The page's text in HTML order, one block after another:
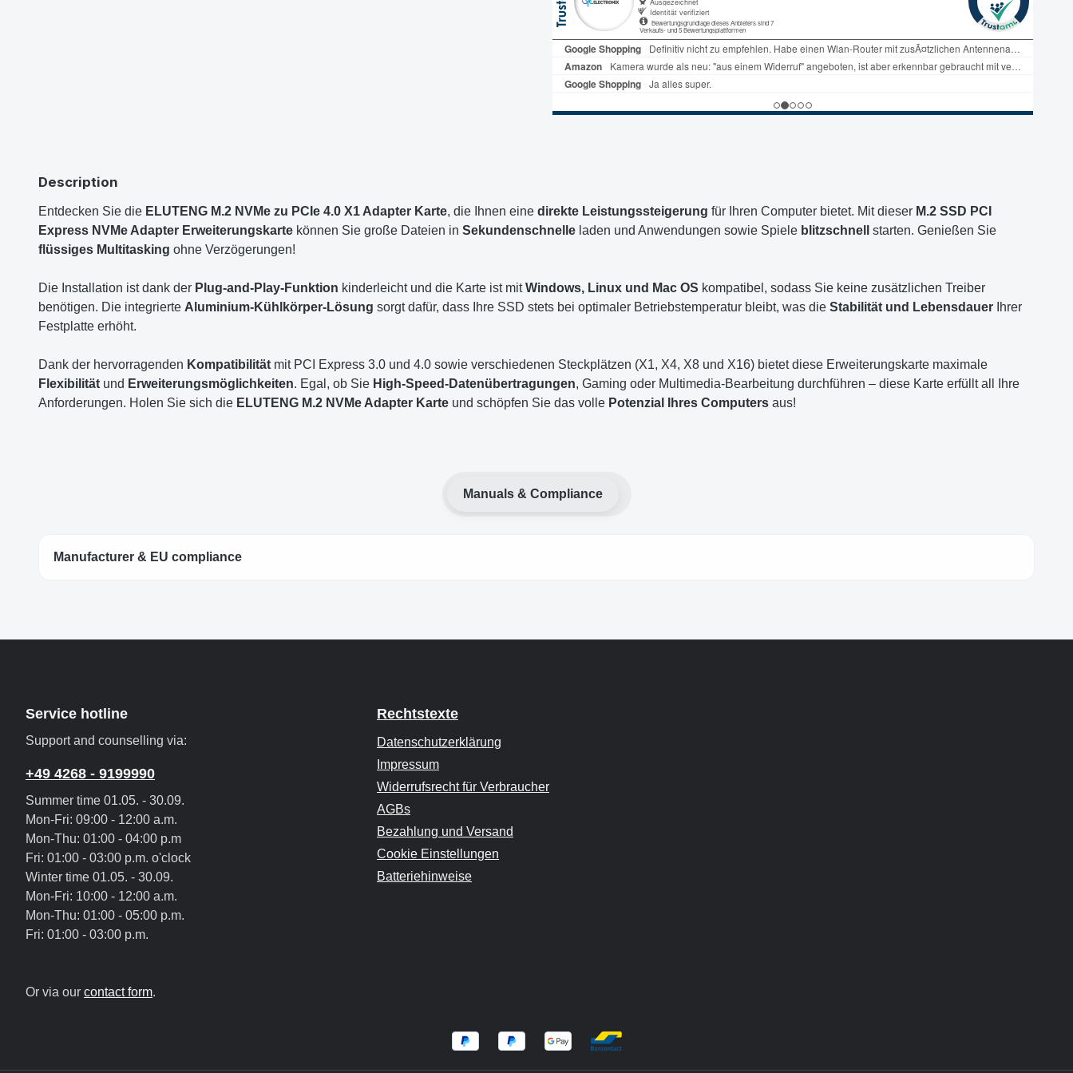
Description
Entdecken Sie die ELUTENG M.2 NVMe zu PCIe 4.0 X1 Adapter Karte, die Ihnen eine direkte Leistungssteigerung für Ihren Computer bietet. Mit dieser M.2 SSD PCI
Express NVMe Adapter Erweiterungskarte können Sie große Dateien in Sekundenschnelle laden und Anwendungen sowie Spiele blitzschnell
starten. Genießen Sie
flüssiges Multitasking ohne Verzögerungen!
Die Installation ist dank der Plug-and-Play-Funktion kinderleicht und die Karte ist mitWindows, Linux und Mac OS kompatibel, sodass Sie keine zusätzlichen Treiber
benötigen. Die integrierte Aluminium-Kühlkörper-Lösung sorgt dafür, dass Ihre SSD stets bei optimaler Betriebstemperatur bleibt, was die Stabilität und Lebensdauer Ihrer
Festplatte erhöht.
Dank der hervorragenden Kompatibilität mit PCI Express 3.0 und 4.0 sowie verschiedenen Steckplätzen (X1, X4, X8 und X16) bietet diese Erweiterungskarte maximale
Flexibilität und Erweiterungsmöglichkeiten. Egal, ob Sie High-Speed-Datenübertragungen, Gaming oder Multimedia-Bearbeitung durchführen – diese Karte erfüllt all Ihre
Anforderungen. Holen Sie sich die ELUTENG M.2 NVMe Adapter Karte und schöpfen Sie das volle Potenzial Ihres Computers aus!
Manuals & Compliance
Manufacturer & EU compliance
Service hotline
Support and counselling via:
+49 4268 - 9199990
Summer time 01.05. - 30.09.
Mon-Fri: 09:00 - 12:00 a.m.
Mon-Thu: 01:00 - 04:00 p.m
Fri: 01:00 - 03:00 p.m. o'clock
Winter time 01.05. - 30.09.
Mon-Fri: 10:00 - 12:00 a.m.
Mon-Thu: 01:00 - 05:00 p.m.
Fri: 01:00 - 03:00 p.m.
Or via our contact form.
Rechtstexte
Datenschutzerklärung
Impressum
Widerrufsrecht für Verbraucher
AGBs
Bezahlung und Versand
Cookie Einstellungen
Batteriehinweise